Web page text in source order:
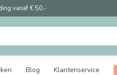
vanaf € 50,-
Blog Klantenservice